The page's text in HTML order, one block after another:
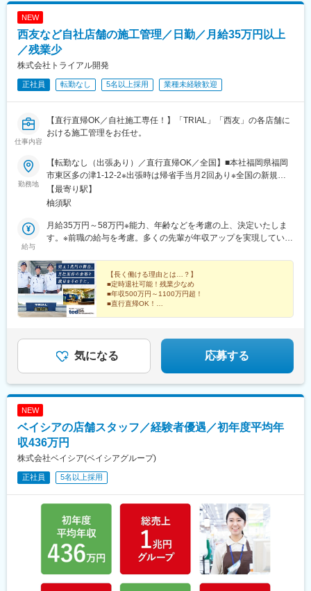
NEW
西友など自社店舗の施工管理／日勤／月給35万円以上
／残業少
株式会社トライアル開発
正社員 転勤なし 5名以上採用 業種未経験歓迎
仕事内容
【直行直帰OK／自社施工専任！】「TRIAL」「西友」の各店舗に
おける施工管理をお任せ。
勤務地
【転勤なし（出張あり）／直行直帰OK／全国】■本社福岡県福岡
市東区多の津1-12-2※出張時は帰省手当月2回あり※全国の新規出
店・改装プロジェクトへ出張の予定あり※受動喫煙対策：オフィス
内禁煙
【最寄り駅】
柚須駅
給与
月給35万円～58万円※能力、年齢などを考慮の上、決定いたしま
す。※前職の給与を考慮。多くの先輩が年収アップを実現していま
続中です！＼こんな風に年収が上がっていきます！／▼年収700
万円（2級施工管理技士保有者／月給45万円）▼年収800万円（1
級施工管理技士保有者／月給50万円▼年収1100万円以上（部長）
【長く働ける理由とは…？】
■定時退社可能！残業少なめ
■年収500万円～1100万円超！
■直行直帰OK！
気になる 応募する
NEW
ベイシアの店舗スタッフ／経験者優遇／初年度平均年
収436万円
株式会社ベイシア(ベイシアグループ)
正社員 5名以上採用